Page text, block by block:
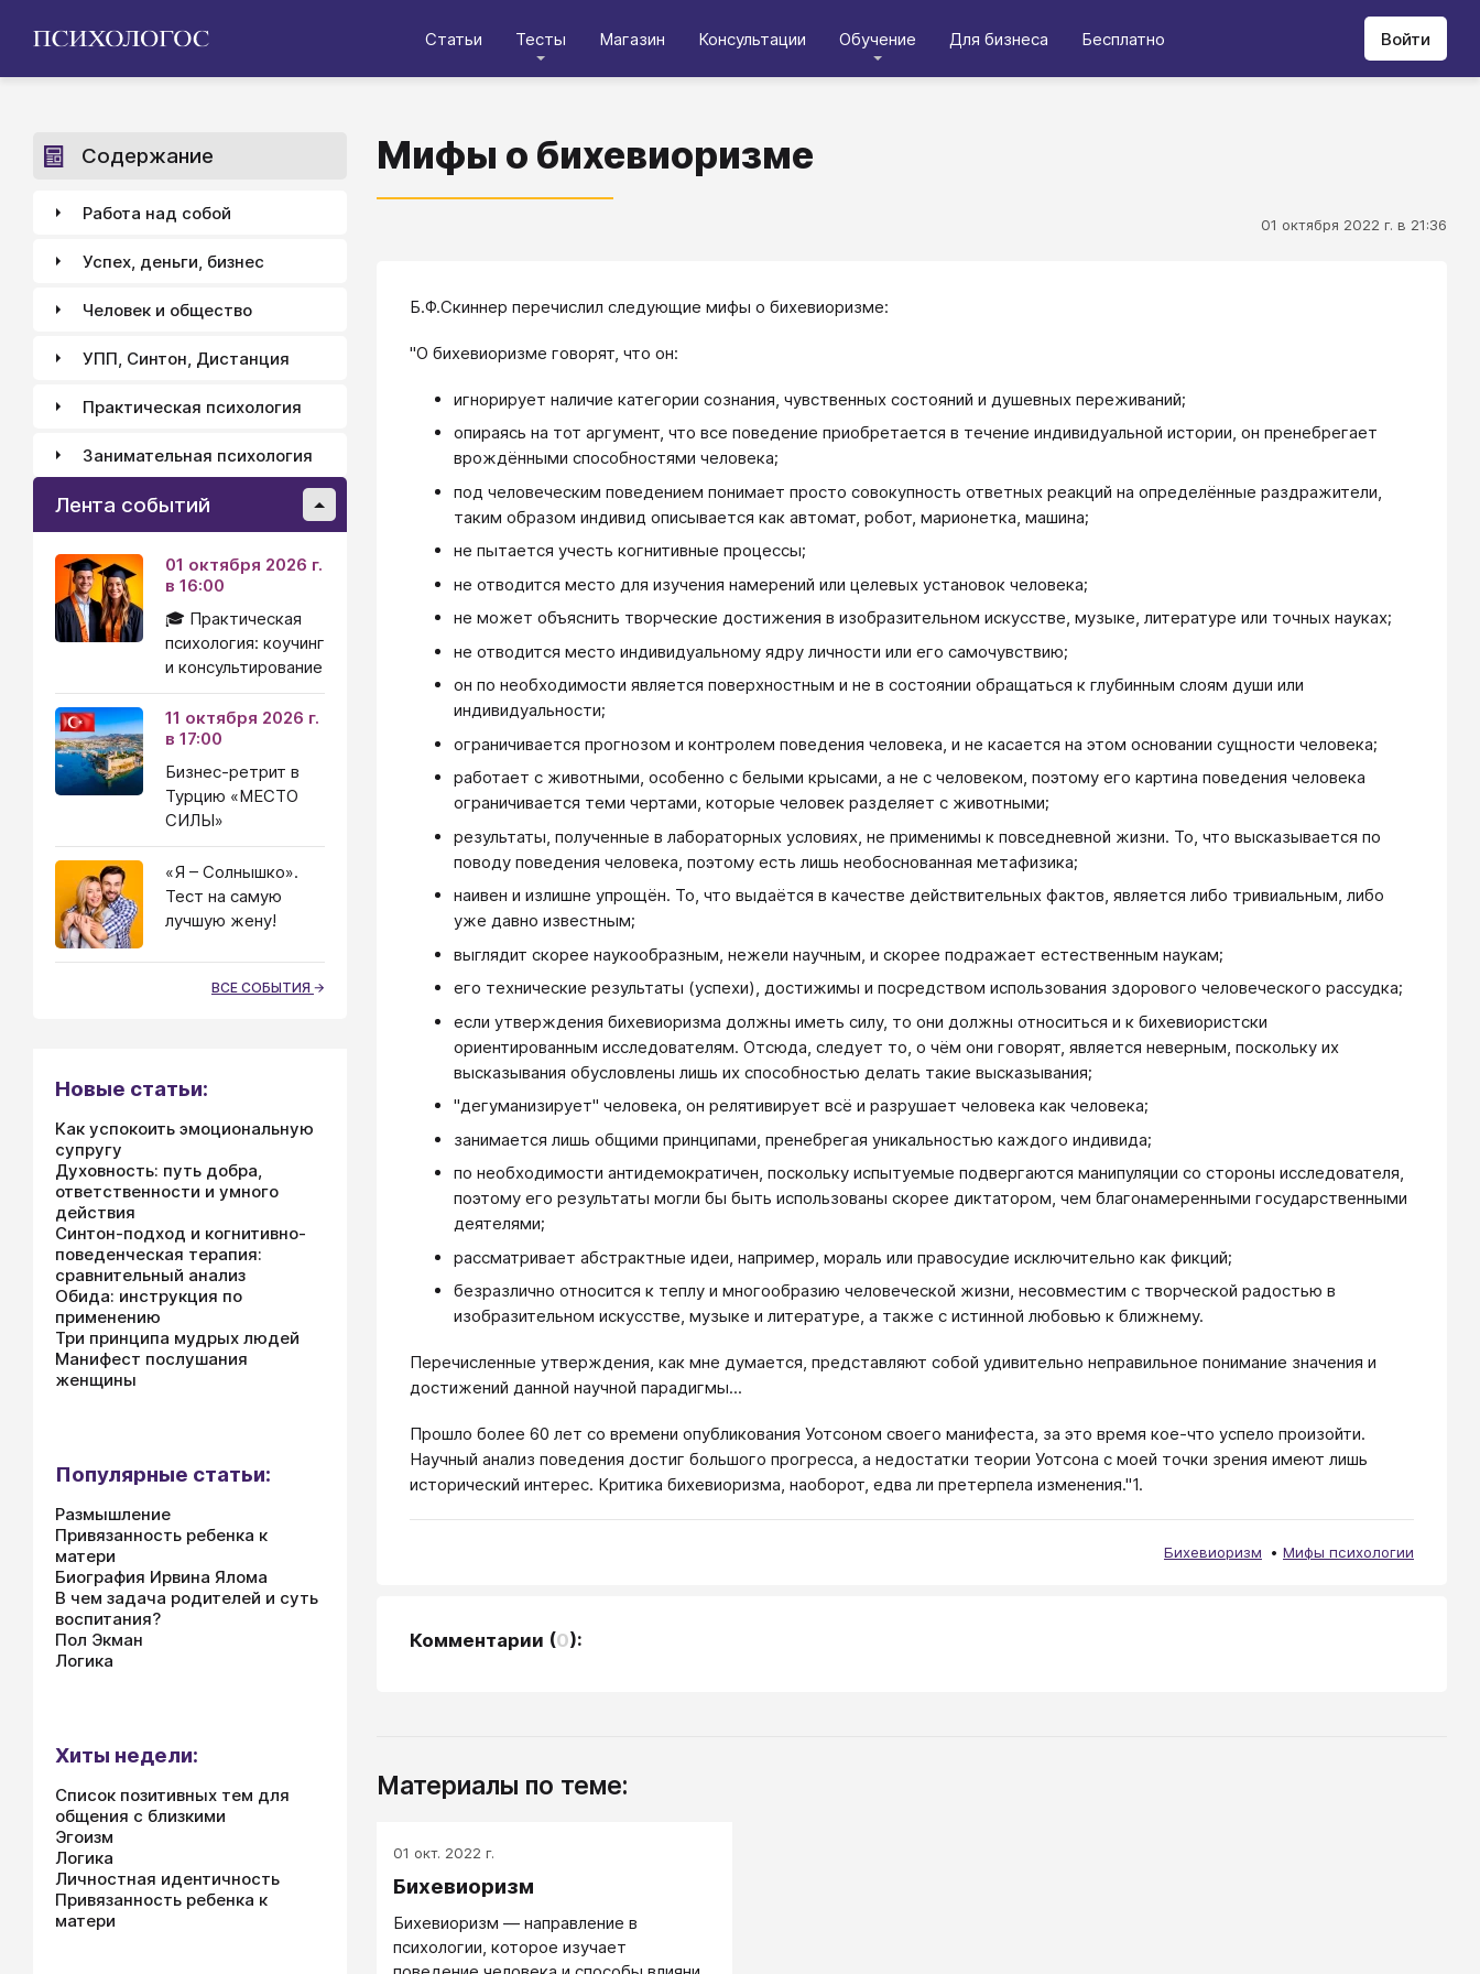
Статьи Тесты Магазин Консультации Обучение Для бизнеса Бесплатно Войти
Мифы о бихевиоризме
01 октября 2022 г. в 21:36
Б.Ф.Скиннер перечислил следующие мифы о бихевиоризме:
"О бихевиоризме говорят, что он:
игнорирует наличие категории сознания, чувственных состояний и душевных переживаний;
опираясь на тот аргумент, что все поведение приобретается в течение индивидуальной истории, он пренебрегает
врождёнными способностями человека;
под человеческим поведением понимает просто совокупность ответных реакций на определённые раздражители,
таким образом индивид описывается как автомат, робот, марионетка, машина;
не пытается учесть когнитивные процессы;
не отводится место для изучения намерений или целевых установок человека;
не может объяснить творческие достижения в изобразительном искусстве, музыке, литературе или точных науках;
не отводится место индивидуальному ядру личности или его самочувствию;
он по необходимости является поверхностным и не в состоянии обращаться к глубинным слоям души или
индивидуальности;
ограничивается прогнозом и контролем поведения человека, и не касается на этом основании сущности человека;
работает с животными, особенно с белыми крысами, а не с человеком, поэтому его картина поведения человека
ограничивается теми чертами, которые человек разделяет с животными;
результаты, полученные в лабораторных условиях, не применимы к повседневной жизни. То, что высказывается по
поводу поведения человека, поэтому есть лишь необоснованная метафизика;
наивен и излишне упрощён. То, что выдаётся в качестве действительных фактов, является либо тривиальным, либо
уже давно известным;
выглядит скорее наукообразным, нежели научным, и скорее подражает естественным наукам;
его технические результаты (успехи), достижимы и посредством использования здорового человеческого рассудка;
если утверждения бихевиоризма должны иметь силу, то они должны относиться и к бихевиористски
ориентированным исследователям. Отсюда, следует то, о чём они говорят, является неверным, поскольку их
высказывания обусловлены лишь их способностью делать такие высказывания;
"дегуманизирует" человека, он релятивирует всё и разрушает человека как человека;
занимается лишь общими принципами, пренебрегая уникальностью каждого индивида;
по необходимости антидемократичен, поскольку испытуемые подвергаются манипуляции со стороны исследователя,
поэтому его результаты могли бы быть использованы скорее диктатором, чем благонамеренными государственными
деятелями;
рассматривает абстрактные идеи, например, мораль или правосудие исключительно как фикций;
безразлично относится к теплу и многообразию человеческой жизни, несовместим с творческой радостью в
изобразительном искусстве, музыке и литературе, а также с истинной любовью к ближнему.
Перечисленные утверждения, как мне думается, представляют собой удивительно неправильное понимание значения и
достижений данной научной парадигмы...
Прошло более 60 лет со времени опубликования Уотсоном своего манифеста, за это время кое-что успело произойти.
Научный анализ поведения достиг большого прогресса, а недостатки теории Уотсона с моей точки зрения имеют лишь
исторический интерес. Критика бихевиоризма, наоборот, едва ли претерпела изменения."1.
Бихевиоризм Мифы психологии
Комментарии (0):
Материалы по теме:
01 окт. 2022 г.
Бихевиоризм
Бихевиоризм — направление в
психологии, которое изучает
Содержание
Работа над собой
Успех, деньги, бизнес
Человек и общество
УПП, Синтон, Дистанция
Практическая психология
Занимательная психология
Лента событий
01 октября 2026 г.
в 16:00
🎓 Практическая
психология: коучинг
и консультирование
11 октября 2026 г.
в 17:00
Бизнес-ретрит в
Турцию «МЕСТО
СИЛЫ»
«Я – Солнышко».
Тест на самую
лучшую жену!
ВСЕ СОБЫТИЯ
Новые статьи:
Как успокоить эмоциональную
супругу
Духовность: путь добра,
ответственности и умного
действия
Синтон-подход и когнитивно-
поведенческая терапия:
сравнительный анализ
Обида: инструкция по
применению
Три принципа мудрых людей
Манифест послушания
женщины
Популярные статьи:
Размышление
Привязанность ребенка к
матери
Биография Ирвина Ялома
В чем задача родителей и суть
воспитания?
Пол Экман
Логика
Хиты недели:
Список позитивных тем для
общения с близкими
Эгоизм
Логика
Личностная идентичность
Привязанность ребенка к
матери